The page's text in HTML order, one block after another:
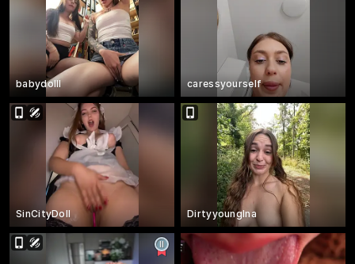
babydolll caressyourself
SinCityDoll DirtyyoungIna